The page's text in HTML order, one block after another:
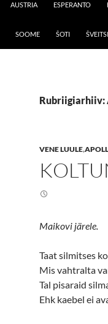
AUSTRIA ESPERANTO
SOOME ŠOTI ŠVEITSI
Rubriigiarhiiv:
VENE LUULE,
Maikovi järele.
Taat silmitses
Mis vahtralta
Tal pisaraid
Ehk kaebel ei